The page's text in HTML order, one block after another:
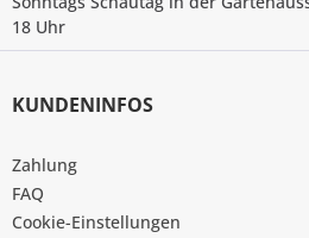
18 Uhr
KUNDENINFOS
Zahlung
FAQ
Cookie-Einstellungen